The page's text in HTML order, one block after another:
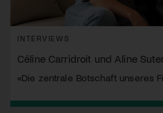
INTERVIEWS
Céline Carridroit und Aline
«Die zentrale Botschaft unseres